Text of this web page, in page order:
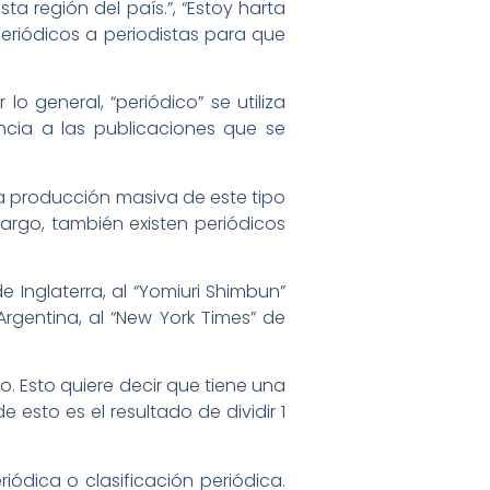
región del país.”, “Estoy harta
a periodistas para que
general, “periódico” se utiliza
a las publicaciones que se
producción masiva de este tipo
también existen periódicos
al “Yomiuri Shimbun”
al “New York Times” de
Esto quiere decir que tiene una
esto es el resultado de dividir 1
o clasificación periódica.